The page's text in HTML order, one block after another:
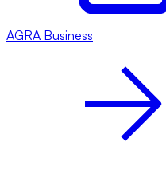
AGRA Business